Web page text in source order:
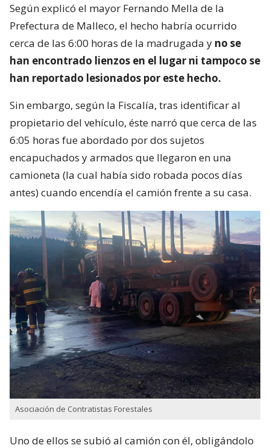
Según explicó el mayor Fernando Mella de la
Prefectura de Malleco, el hecho habría ocurrido
cerca de las 6:00 horas de la madrugada y no se
han encontrado lienzos en el lugar ni tampoco se
han reportado lesionados por este hecho.
Sin embargo, según la Fiscalía, tras identificar al
propietario del vehículo, éste narró que cerca de las
6:05 horas fue abordado por dos sujetos
encapuchados y armados que llegaron en una
camioneta (la cual había sido robada pocos días
antes) cuando encendía el camión frente a su casa.
Asociación de Contratistas Forestales
Uno de ellos se subió al camión con él, obligándolo